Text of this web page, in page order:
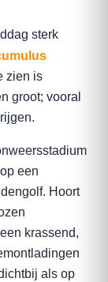
sterk
zien is
groot; vooral
een
Hoort
krassend,
als op